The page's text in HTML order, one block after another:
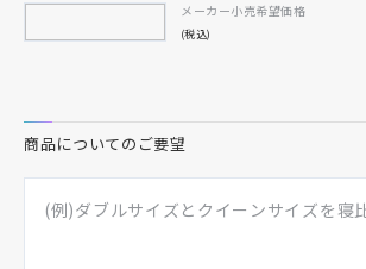
メーカー小売希望価格
(税込)
商品についてのご要望